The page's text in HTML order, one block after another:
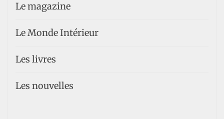
Le magazine
Le Monde Intérieur
Les livres
Les nouvelles